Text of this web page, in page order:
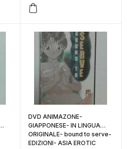
DVD ANIMAZONE-
GIAPPONESE- IN LINGUA
ORIGINALE- bound to serve-
EDIZIONI- ASIA EROTIC